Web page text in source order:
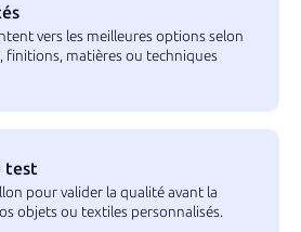
vers les meilleures options selon
finitions, matières ou techniques
test
pour valider la qualité avant la
objets ou textiles personnalisés.